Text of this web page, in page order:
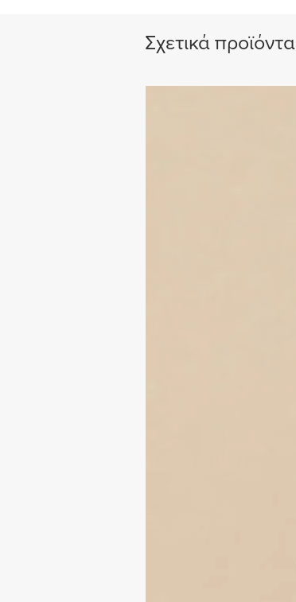
Σχετικά προϊόντα